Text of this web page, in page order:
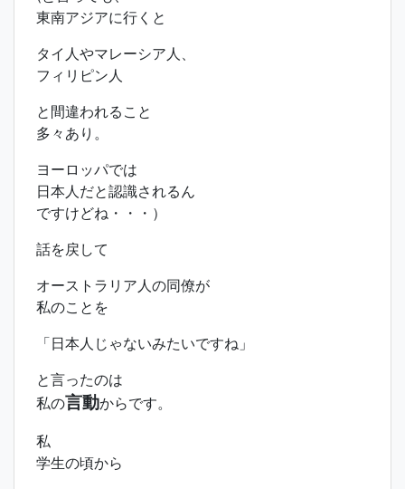
東南アジアに行くと
タイ人やマレーシア人、
フィリピン人
と間違われること
多々あり。
ヨーロッパでは
日本人だと認識されるん
ですけどね・・・）
話を戻して
オーストラリア人の同僚が
私のことを
「日本人じゃないみたいですね」
と言ったのは
私の言動からです。
私
学生の頃から